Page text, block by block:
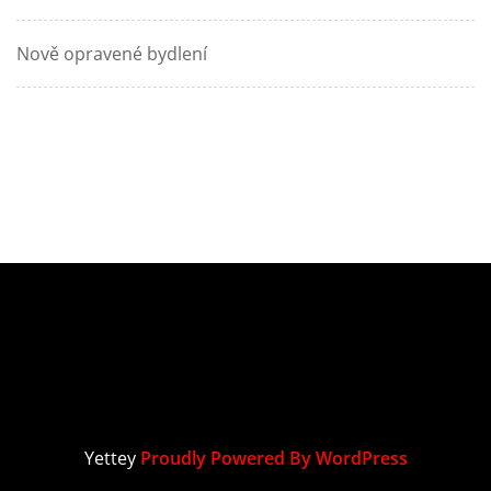
Nově opravené bydlení
Yettey Proudly Powered By WordPress